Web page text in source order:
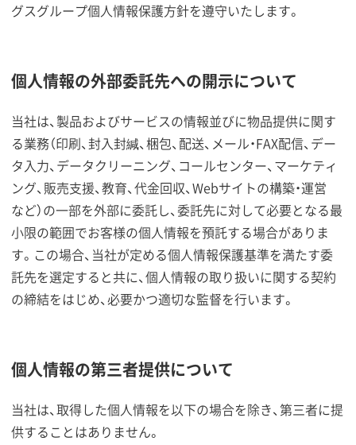
グスグループ個人情報保護方針を遵守いたします。
個人情報の外部委託先への開示について
当社は、製品およびサービスの情報並びに物品提供に関す
る業務（印刷、封入封緘、梱包、配送、メール・FAX配信、デー
タ入力、データクリーニング、コールセンター、マーケティ
ング、販売支援、教育、代金回収、Webサイトの構築・運営
など）の一部を外部に委託し、委託先に対して必要となる最
小限の範囲でお客様の個人情報を預託する場合がありま
す。この場合、当社が定める個人情報保護基準を満たす委
託先を選定すると共に、個人情報の取り扱いに関する契約
の締結をはじめ、必要かつ適切な監督を行います。
個人情報の第三者提供について
当社は、取得した個人情報を以下の場合を除き、第三者に提
供することはありません。